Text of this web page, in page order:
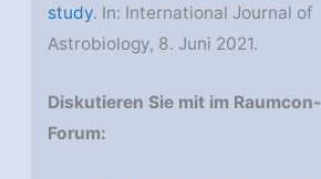
study. In: International Journal of
Astrobiology, 8. Juni 2021.
Diskutieren Sie mit im Raumcon-
Forum: